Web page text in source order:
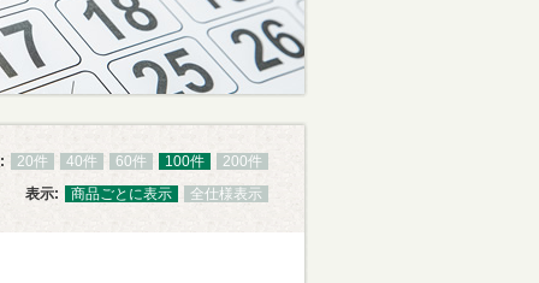
20件 40件 60件 100件
200件
表示:
商品ごとに表示 全仕様表示